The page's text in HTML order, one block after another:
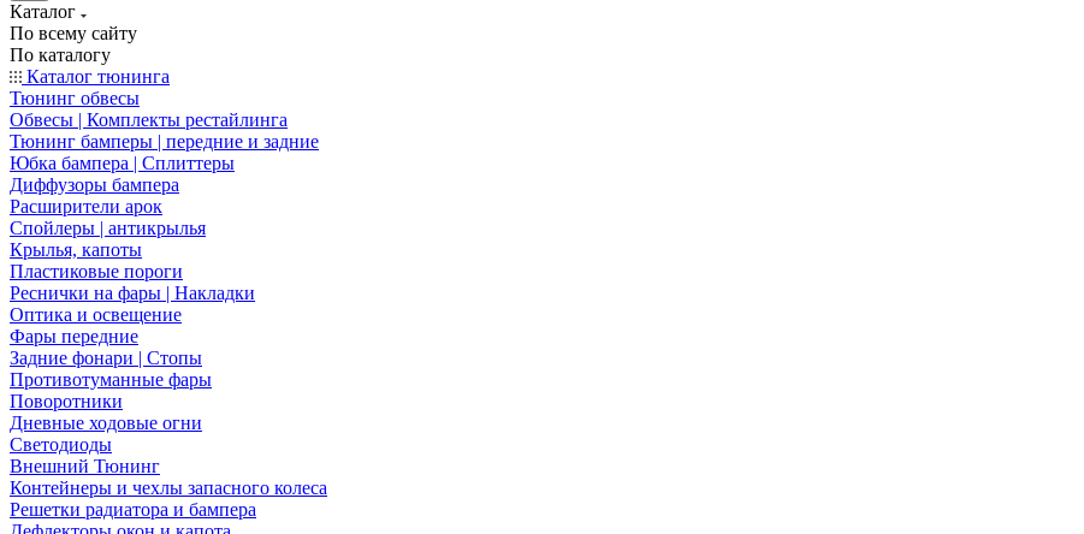
Каталог
По всему сайту
По каталогу
Каталог тюнинга
Тюнинг обвесы
Обвесы | Комплекты рестайлинга
Тюнинг бамперы | передние и задние
Юбка бампера | Сплиттеры
Диффузоры бампера
Расширители арок
Спойлеры | антикрылья
Крылья, капоты
Пластиковые пороги
Реснички на фары | Накладки
Оптика и освещение
Фары передние
Задние фонари | Стопы
Противотуманные фары
Поворотники
Дневные ходовые огни
Светодиоды
Внешний Тюнинг
Контейнеры и чехлы запасного колеса
Решетки радиатора и бампера